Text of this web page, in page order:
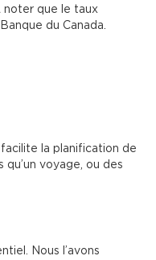
noter que le taux
du Canada.
la planification de
voyage, ou des
Nous l’avons